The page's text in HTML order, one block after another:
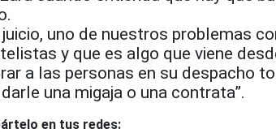
uno de nuestros problemas
y que es algo que viene
a las personas en su despacho
una migaja o una contrata”.
en tus redes: